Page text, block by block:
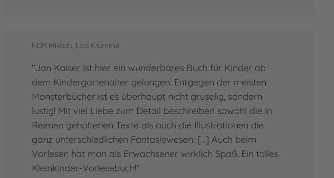
NDR Mikado, Lisa Krumme
"Jan Kaiser ist hier ein wunderbares Buch für Kinder ab
dem Kindergartenalter gelungen. Entgegen der meisten
Monsterbücher ist es überhaupt nicht gruselig, sondern
lustig! Mit viel Liebe zum Detail beschreiben sowohl die in
Reimen gehaltenen Texte als auch die Illustrationen die
ganz unterschiedlichen Fantasiewesen. [...] Auch beim
Vorlesen hat man als Erwachsener wirklich Spaß. Ein tolles
Kleinkinder-Vorlesebuch!"